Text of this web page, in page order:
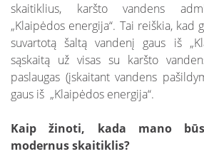
skaitiklius, karšto vandens
„Klaipėdos energija“. Tai reiškia, kad
suvartotą šaltą vandenį gaus iš
sąskaitą už visas su karšto
paslaugas (įskaitant vandens
gaus iš „Klaipėdos energija“.
Kaip žinoti, kada mano
modernus skaitiklis?